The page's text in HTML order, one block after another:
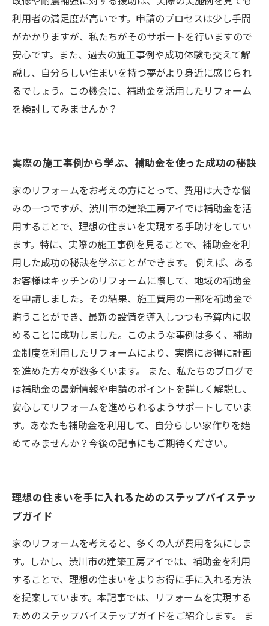
利用者の満足度が高いです。申請のプロセスは少し手間
がかかりますが、私たちがそのサポートを行いますので
安心です。また、過去の施工事例や成功体験も交えて解
説し、自分らしい住まいを持つ夢がより身近に感じられ
るでしょう。この機会に、補助金を活用したリフォーム
を検討してみませんか？
実際の施工事例から学ぶ、補助金を使った成功の秘訣
家のリフォームをお考えの方にとって、費用は大きな悩
みの一つですが、渋川市の建築工房アイでは補助金を活
用することで、理想の住まいを実現する手助けをしてい
ます。特に、実際の施工事例を見ることで、補助金を利
用した成功の秘訣を学ぶことができます。 例えば、ある
お客様はキッチンのリフォームに際して、地域の補助金
を申請しました。その結果、施工費用の一部を補助金で
賄うことができ、最新の設備を導入しつつも予算内に収
めることに成功しました。このような事例は多く、補助
金制度を利用したリフォームにより、実際にお得に計画
を進めた方々が数多くいます。 また、私たちのブログで
は補助金の最新情報や申請のポイントを詳しく解説し、
安心してリフォームを進められるようサポートしていま
す。あなたも補助金を利用して、自分らしい家作りを始
めてみませんか？今後の記事にもご期待ください。
理想の住まいを手に入れるためのステップバイステッ
プガイド
家のリフォームを考えると、多くの人が費用を気にしま
す。しかし、渋川市の建築工房アイでは、補助金を利用
することで、理想の住まいをよりお得に手に入れる方法
を提案しています。本記事では、リフォームを実現する
ためのステップバイステップガイドをご紹介します。 ま